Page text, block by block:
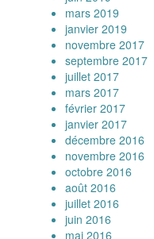
mars 2019
janvier 2019
novembre 2017
septembre 2017
juillet 2017
mars 2017
février 2017
janvier 2017
décembre 2016
novembre 2016
octobre 2016
août 2016
juillet 2016
juin 2016
mai 2016